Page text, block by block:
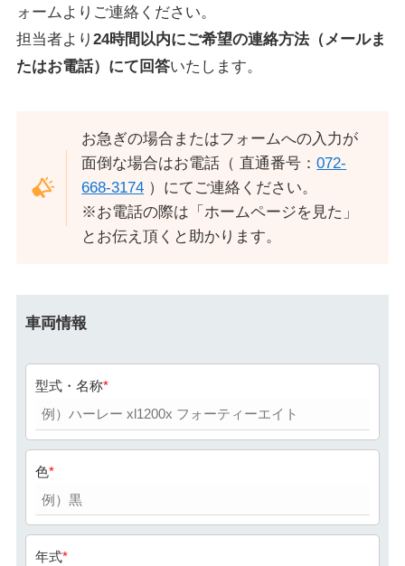
ォームよりご連絡ください。
担当者より 24時間以内にご希望の連絡方法（メールま
たはお電話）にて回答いたします。
お急ぎの場合またはフォームへの入力が
面倒な場合はお電話（ 直通番号：072-
668-3174 ）にてご連絡ください。
※お電話の際は「ホームページを見た」
とお伝え頂くと助かります。
車両情報
型式・名称
色
年式